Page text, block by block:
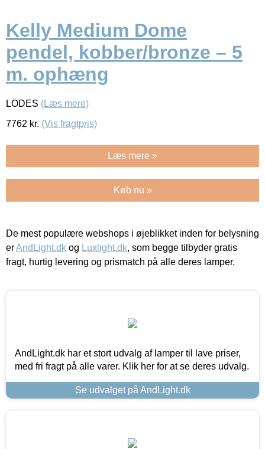
Kelly Medium Dome
pendel, kobber/bronze – 5
m. ophæng
LODES (Læs mere)
7762 kr. (Vis fragtpris)
Læs mere »
Køb nu »
De mest populære webshops i øjeblikket inden for belysning
erAndLight.dk og Luxlight.dk, som begge tilbyder gratis
fragt, hurtig levering og prismatch på alle deres lamper.
AndLight.dk har et stort udvalg af lamper til lave priser,
med fri fragt på alle varer. Klik her for at se deres udvalg.
Se udvalget på AndLight.dk